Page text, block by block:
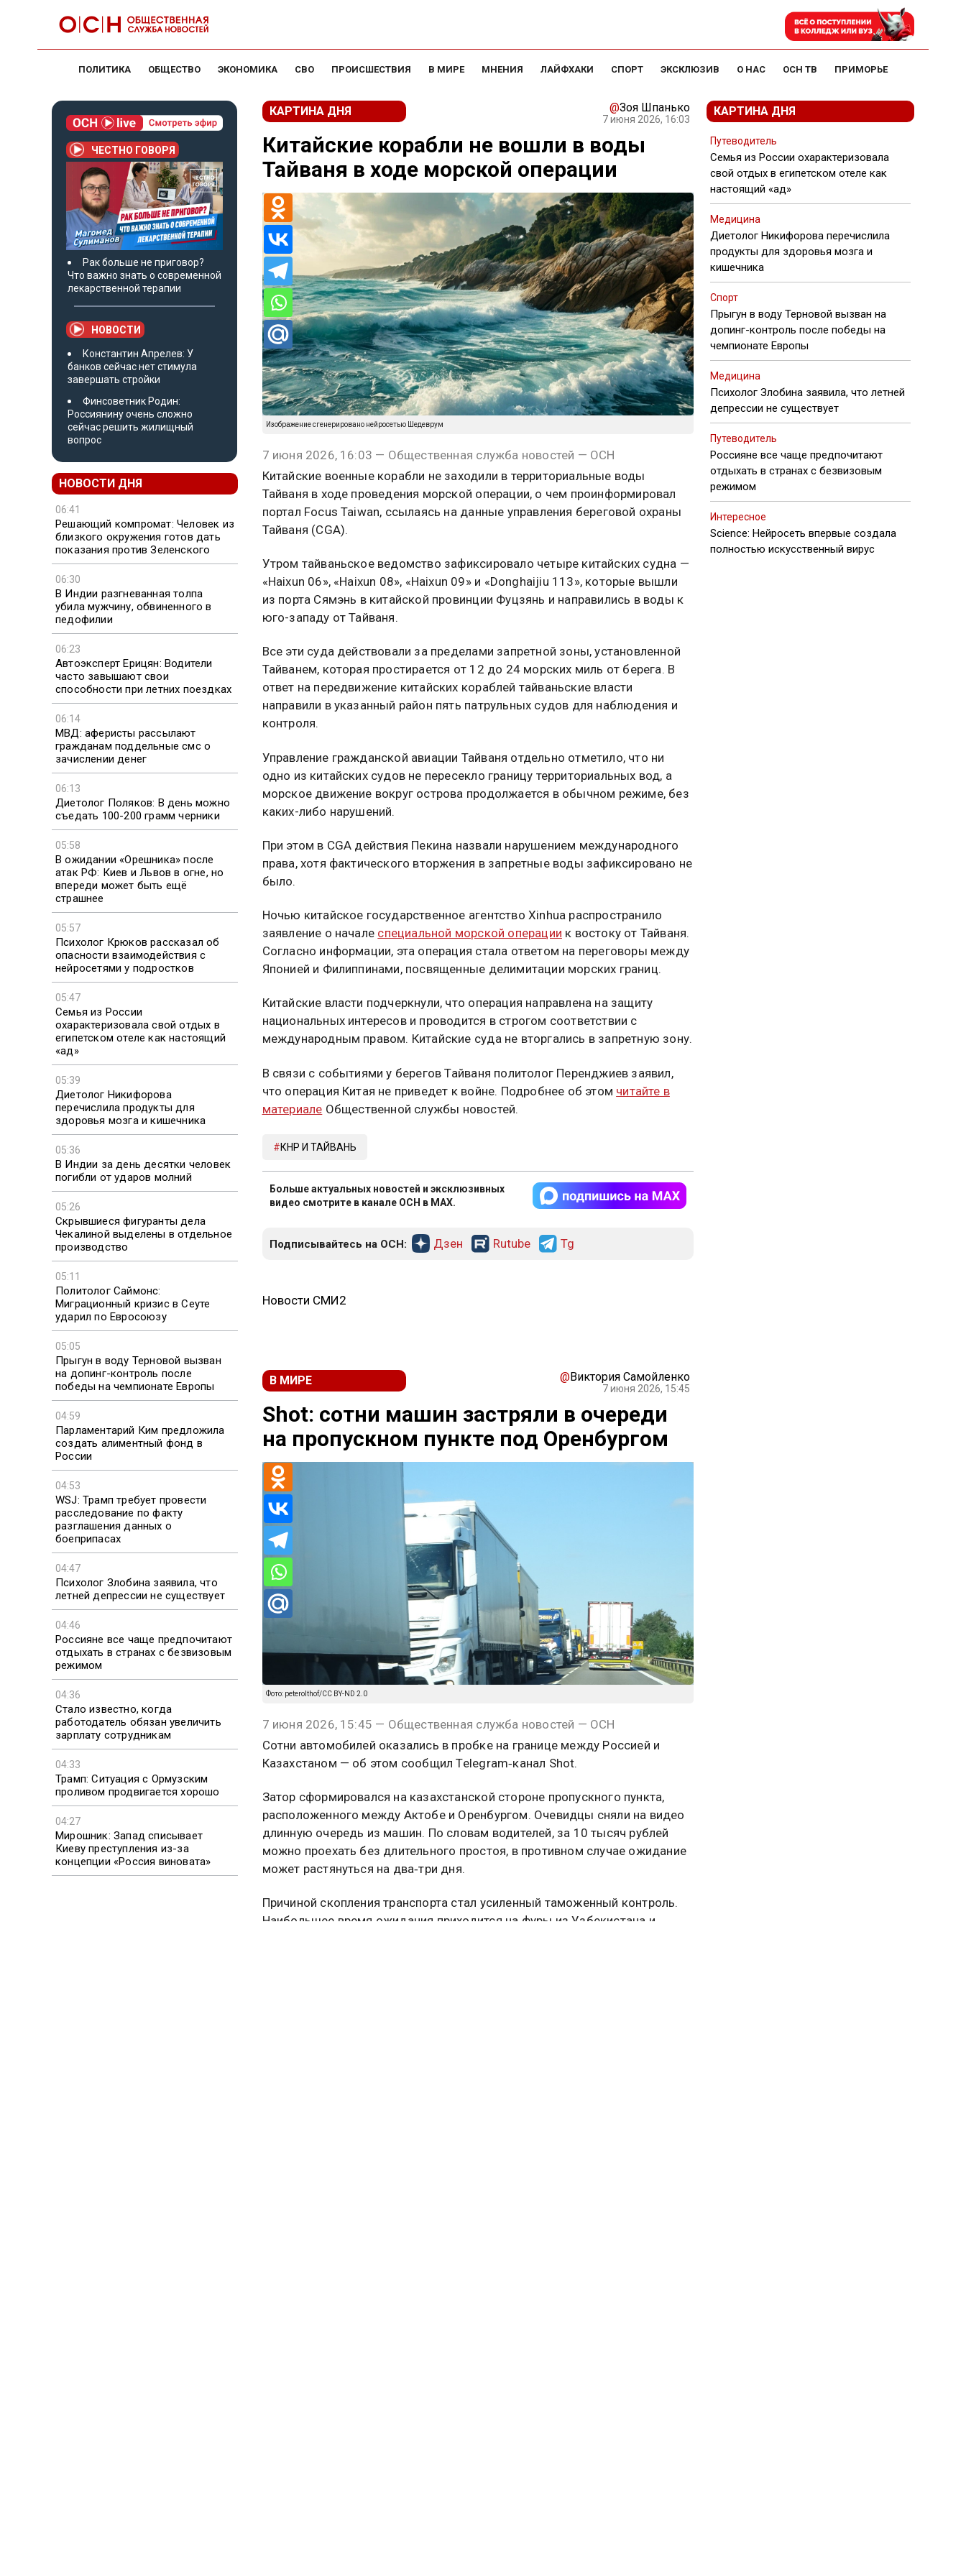
ПОЛИТИКА ОБЩЕСТВО ЭКОНОМИКА СВО ПРОИСШЕСТВИЯ В МИРЕ МНЕНИЯ ЛАЙФХАКИ СПОРТ ЭКСКЛЮЗИВ О НАС ОСН ТВ ПРИМОРЬЕ
ЧЕСТНО ГОВОРЯ
Рак больше не приговор?
Что важно знать о современной
лекарственной терапии
НОВОСТИ
Константин Апрелев: У
банков сейчас нет стимула
завершать стройки
Финсоветник Родин:
Россиянину очень сложно
сейчас решить жилищный
вопрос
НОВОСТИ ДНЯ
06:41
Решающий компромат: Человек из
близкого окружения готов дать
показания против Зеленского
06:30
В Индии разгневанная толпа
убила мужчину, обвиненного в
педофилии
06:23
Автоэксперт Ерицян: Водители
часто завышают свои
способности при летних поездках
06:14
МВД: аферисты рассылают
гражданам поддельные смс о
зачислении денег
06:13
Диетолог Поляков: В день можно
съедать 100-200 грамм черники
05:58
В ожидании «Орешника» после
атак РФ: Киев и Львов в огне, но
впереди может быть ещё
страшнее
05:57
Психолог Крюков рассказал об
опасности взаимодействия с
нейросетями у подростков
05:47
Семья из России
охарактеризовала свой отдых в
египетском отеле как настоящий
«ад»
05:39
Диетолог Никифорова
перечислила продукты для
здоровья мозга и кишечника
05:36
В Индии за день десятки человек
погибли от ударов молний
05:26
Скрывшиеся фигуранты дела
Чекалиной выделены в отдельное
производство
05:11
Политолог Саймонс:
Миграционный кризис в Сеуте
ударил по Евросоюзу
05:05
Прыгун в воду Терновой вызван
на допинг-контроль после
победы на чемпионате Европы
04:59
Парламентарий Ким предложила
создать алиментный фонд в
России
04:53
WSJ: Трамп требует провести
расследование по факту
разглашения данных о
боеприпасах
04:47
Психолог Злобина заявила, что
летней депрессии не существует
04:46
Россияне все чаще предпочитают
отдыхать в странах с безвизовым
режимом
04:36
Стало известно, когда
работодатель обязан увеличить
зарплату сотрудникам
04:33
Трамп: Ситуация с Ормузским
проливом продвигается хорошо
04:27
Мирошник: Запад списывает
Киеву преступления из-за
концепции «Россия виновата»
КАРТИНА ДНЯ @Зоя Шпанько
7 июня 2026, 16:03
Китайские корабли не вошли в воды
Тайваня в ходе морской операции
Изображение сгенерировано нейросетью Шедеврум
7 июня 2026, 16:03 — Общественная служба новостей — ОСН
Китайские военные корабли не заходили в территориальные воды
Тайваня в ходе проведения морской операции, о чем проинформировал
портал Focus Taiwan, ссылаясь на данные управления береговой охраны
Тайваня (CGA).
Утром тайваньское ведомство зафиксировало четыре китайских судна —
«Haixun 06», «Haixun 08», «Haixun 09» и «Donghaijiu 113», которые вышли
из порта Сямэнь в китайской провинции Фуцзянь и направились в воды к
юго-западу от Тайваня.
Все эти суда действовали за пределами запретной зоны, установленной
Тайванем, которая простирается от 12 до 24 морских миль от берега. В
ответ на передвижение китайских кораблей тайваньские власти
направили в указанный район пять патрульных судов для наблюдения и
контроля.
Управление гражданской авиации Тайваня отдельно отметило, что ни
одно из китайских судов не пересекло границу территориальных вод, а
морское движение вокруг острова продолжается в обычном режиме, без
каких-либо нарушений.
При этом в CGA действия Пекина назвали нарушением международного
права, хотя фактического вторжения в запретные воды зафиксировано не
было.
Ночью китайское государственное агентство Xinhua распространило
заявление о начале специальной морской операции к востоку от Тайваня.
Согласно информации, эта операция стала ответом на переговоры между
Японией и Филиппинами, посвященные делимитации морских границ.
Китайские власти подчеркнули, что операция направлена на защиту
национальных интересов и проводится в строгом соответствии с
международным правом. Китайские суда не вторгались в запретную зону.
В связи с событиями у берегов Тайваня политолог Перенджиев заявил,
что операция Китая не приведет к войне. Подробнее об этом читайте в
материале Общественной службы новостей.
КНР И ТАЙВАНЬ
Больше актуальных новостей и эксклюзивных
видео смотрите в канале ОСН в MAX.
Подписывайтесь на ОСН: Дзен Rutube Tg
Новости СМИ2
В МИРЕ @Виктория Самойленко
7 июня 2026, 15:45
Shot: сотни машин застряли в очереди
на пропускном пункте под Оренбургом
Фото: peterolthof/CC BY-ND 2.0
7 июня 2026, 15:45 — Общественная служба новостей — ОСН
Сотни автомобилей оказались в пробке на границе между Россией и
Казахстаном — об этом сообщил Telegram‑канал Shot.
Затор сформировался на казахстанской стороне пропускного пункта,
расположенного между Актобе и Оренбургом. Очевидцы сняли на видео
длинную очередь из машин. По словам водителей, за 10 тысяч рублей
можно проехать без длительного простоя, в противном случае ожидание
может растянуться на два‑три дня.
Причиной скопления транспорта стал усиленный таможенный контроль.
Наибольшее время ожидания приходится на фуры из Узбекистана и
КАРТИНА ДНЯ
Путеводитель
Семья из России охарактеризовала
свой отдых в египетском отеле как
настоящий «ад»
Медицина
Диетолог Никифорова перечислила
продукты для здоровья мозга и
кишечника
Спорт
Прыгун в воду Терновой вызван на
допинг-контроль после победы на
чемпионате Европы
Медицина
Психолог Злобина заявила, что летней
депрессии не существует
Путеводитель
Россияне все чаще предпочитают
отдыхать в странах с безвизовым
режимом
Интересное
Science: Нейросеть впервые создала
полностью искусственный вирус